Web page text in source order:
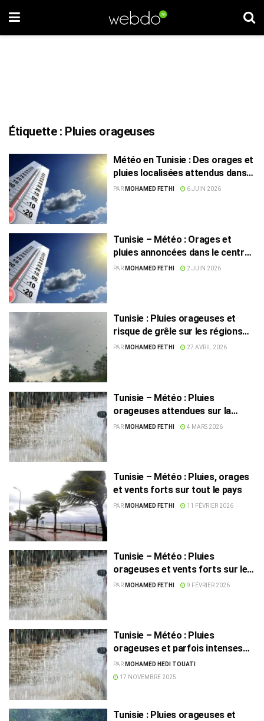
Étiquette : Pluies orageuses
Météo en Tunisie : Des orages et
pluies localisées attendus dans
l’ouest du pays
PAR MOHAMED FETHI 6 JUIN 2026
Tunisie – Météo : Orages et
pluies annoncées dans le centre-
ouest
PAR MOHAMED FETHI 2 JUIN 2026
Tunisie : Pluies orageuses et
risque de grêle sur les régions
ouest du nord et du centre
PAR MOHAMED FETHI 27 AVRIL 2026
Tunisie – Météo : Pluies
orageuses attendues sur la
majorité des régions dès demain
PAR MOHAMED FETHI 4 MARS 2026
Tunisie – Météo : Pluies, orages
et vents forts sur tout le pays
PAR MOHAMED FETHI 11 FÉVRIER 2026
Tunisie – Météo : Pluies
orageuses et vents forts sur les
côtes
PAR MOHAMED FETHI 9 FÉVRIER 2026
Tunisie – Météo : Pluies
orageuses et parfois intenses
attendues cette nuit
PAR MOHAMED HEDI TOUATI
17 NOVEMBRE 2025
Tunisie : Pluies orageuses et